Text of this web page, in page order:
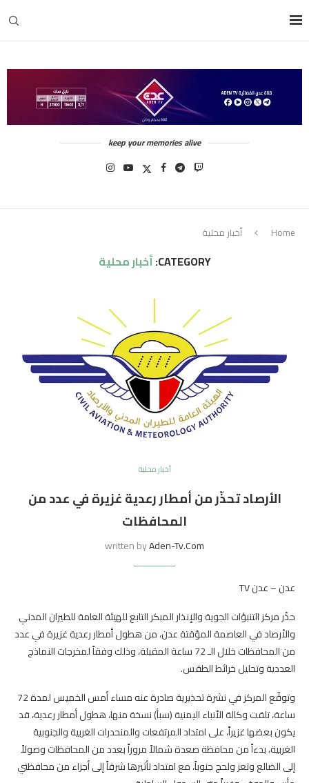
keep your memories alive
Home أخبار محلية
CATEGORY: أخبار محلية
أخبار محلية
الأرصاد تحذّر من أمطار رعدية غزيرة في عدد من
المحافظات
written byAden-Tv.com
عدن – عدن TV
حذّر مركز التنبؤات الجوية والإنذار المبكر التابع للهيئة العامة للطيران المدني
والأرصاد في العاصمة المؤقتة عدن، من هطول أمطار رعدية غزيرة في عدد
من المحافظات خلال الـ 72 ساعة المقبلة، وذلك وفقاً لمخرجات النماذج
العددية وتحليل خرائط الطقس.
وتوقّع المركز في نشرة تحذيرية صادرة عنه مساء أمس الخميس لمدة 72
ساعة، تلقت وكالة الأنباء اليمنية (سبأ) نسخة منها، هطول أمطار رعدية، قد
يكون بعضها غزيراً، على امتداد المرتفعات والمنحدرات الغربية والجنوبية
الغربية، بدءاً من محافظة صعدة شمالاً مروراً بعدد من المحافظات وصولاً
إلى الضالع وتعز ولحج جنوباً، مع امتداد تأثيرها شرقاً إلى أجزاء من محافظتي